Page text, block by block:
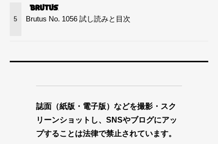
5 Brutus No. 1056 試し読みと目次
誌面（紙版・電子版）などを撮影・スク
リーンショットし、SNSやブログにアッ
プすることは法律で禁止されています。